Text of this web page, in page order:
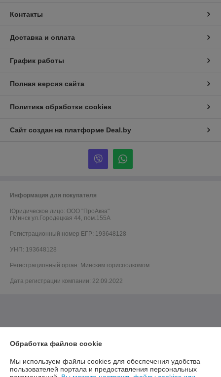
Контакты
Доставка и оплата
График работы
Полная версия сайта
Политика обработки cookies
Сайт создан на платформе Deal.by
Информация для покупателя
Юридическое лицо: ООО "ПроАква"
г.Минск ул.Городецкая 44, пом.155А
Регистрационный номер ЕГР: 193648128
УНП: 193648128
Регистрационный орган: Минским горисполкомом
Дата регистрации компании: 22.09.2022
Обработка файлов cookie
Мы используем файлы cookies для обеспечения удобства
пользователей портала и предоставления персональных